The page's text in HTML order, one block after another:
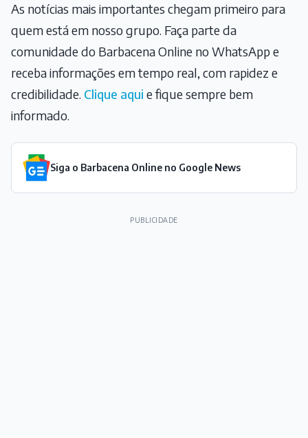
As notícias mais importantes chegam primeiro para
quem está em nosso grupo. Faça parte da
comunidade do Barbacena Online no WhatsApp e
receba informações em tempo real, com rapidez e
credibilidade. Clique aqui e fique sempre bem
informado.
Siga o Barbacena Online no Google News
PUBLICIDADE